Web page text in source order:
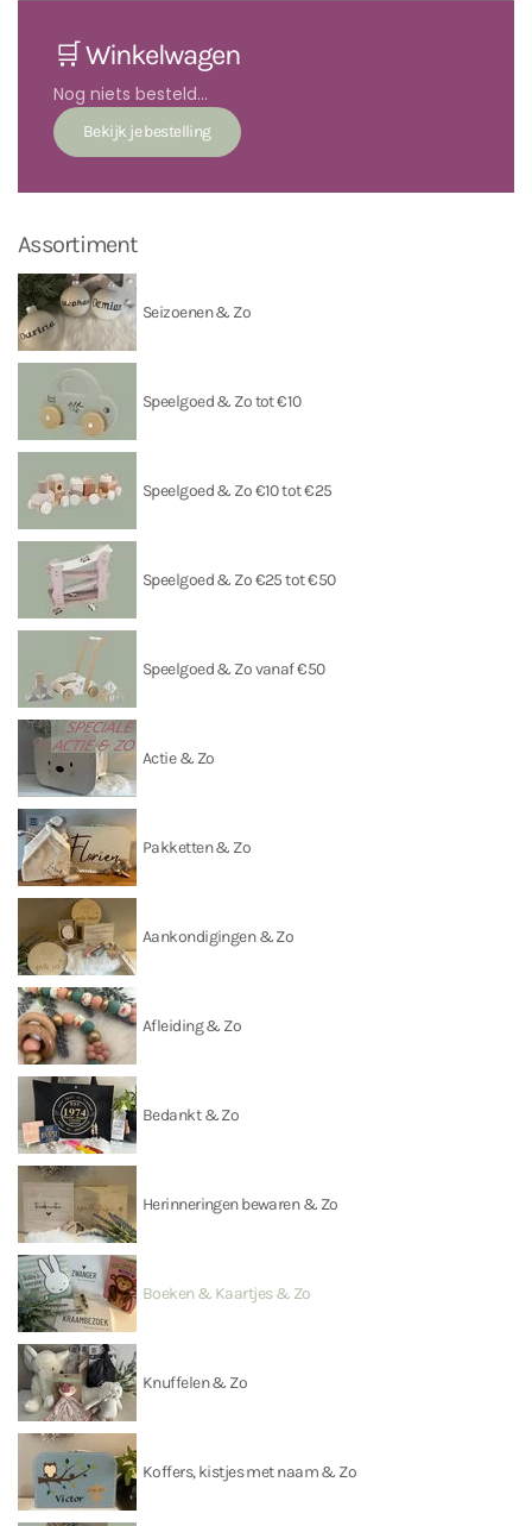
🛒 Winkelwagen
Nog niets besteld...
Assortiment
Seizoenen & Zo
Speelgoed & Zo tot €10
Speelgoed & Zo €10 tot €25
Speelgoed & Zo €25 tot €50
Speelgoed & Zo vanaf €50
Actie & Zo
Pakketten & Zo
Aankondigingen & Zo
Afleiding & Zo
Bedankt & Zo
Herinneringen bewaren & Zo
Boeken & Kaartjes & Zo
Knuffelen & Zo
Koffers, kistjes met naam & Zo